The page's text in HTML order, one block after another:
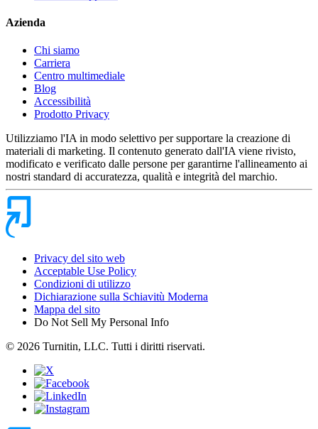
Azienda
Chi siamo
Carriera
Centro multimediale
Blog
Accessibilità
Prodotto Privacy
Utilizziamo l'IA in modo selettivo per supportare la creazione di
materiali di marketing. Il contenuto generato dall'IA viene rivisto,
modificato e verificato dalle persone per garantirne l'allineamento ai
nostri standard di accuratezza, qualità e integrità del marchio.
Privacy del sito web
Acceptable Use Policy
Condizioni di utilizzo
Dichiarazione sulla Schiavitù Moderna
Mappa del sito
Do Not Sell My Personal Info
© 2026 Turnitin, LLC. Tutti i diritti riservati.